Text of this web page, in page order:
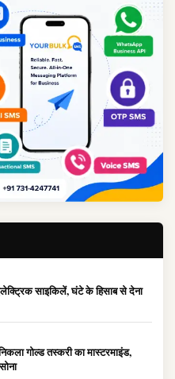
साइकिलें, घंटे के हिसाब से देना
गोल्ड तस्करी का मास्टरमाइंड,